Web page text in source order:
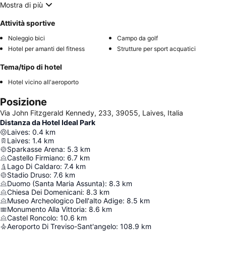
Mostra di più
Attività sportive
Noleggio bici
Campo da golf
Hotel per amanti del fitness
Strutture per sport acquatici
Tema/tipo di hotel
Hotel vicino all'aeroporto
Posizione
Via John Fitzgerald Kennedy, 233, 39055, Laives, Italia
Distanza da Hotel Ideal Park
Laives: 0.4 km
Laives: 1.4 km
Sparkasse Arena: 5.3 km
Castello Firmiano: 6.7 km
Lago Di Caldaro: 7.4 km
Stadio Druso: 7.6 km
Duomo (Santa Maria Assunta): 8.3 km
Chiesa Dei Domenicani: 8.3 km
Museo Archeologico Dell'alto Adige: 8.5 km
Monumento Alla Vittoria: 8.6 km
Castel Roncolo: 10.6 km
Aeroporto Di Treviso-Sant'angelo: 108.9 km